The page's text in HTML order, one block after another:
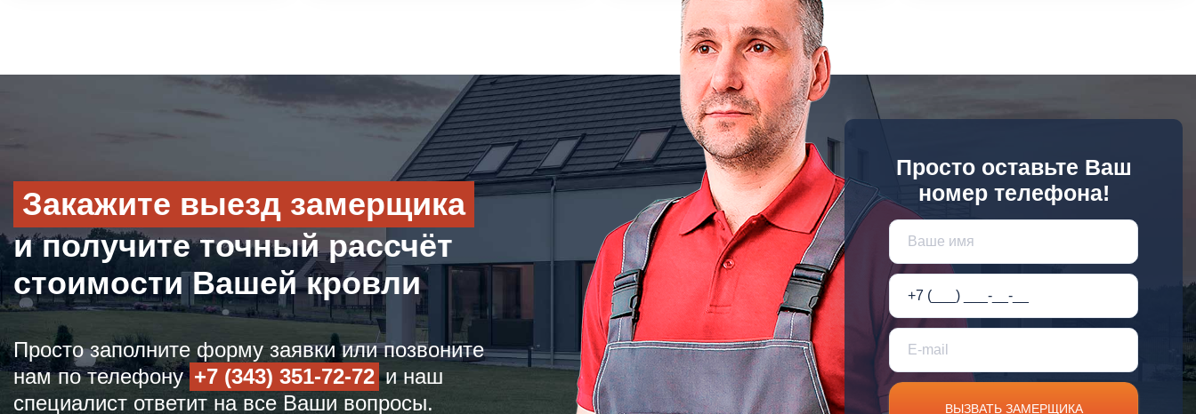
Закажите выезд замерщика
и получите точный рассчёт
стоимости Вашей кровли
Просто заполните форму заявки или позвоните
нам по телефону +7 (343) 351-72-72и наш
специалист ответит на все Ваши вопросы.
Просто оставьте Ваш
номер телефона!
ВЫЗВАТЬ ЗАМЕРЩИКА